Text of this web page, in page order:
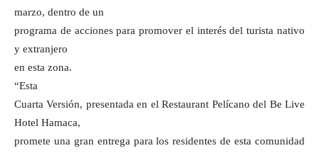
marzo, dentro de un
programa de acciones para promover el interés del turista nativo
y extranjero
en esta zona.
“Esta
Cuarta Versión, presentada en el Restaurant Pelícano del Be Live
Hotel Hamaca,
promete una gran entrega para los residentes de esta comunidad